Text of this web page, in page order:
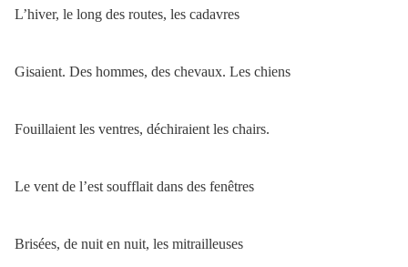
L’hiver, le long des routes, les cadavres
Gisaient. Des hommes, des chevaux. Les chiens
Fouillaient les ventres, déchiraient les chairs.
Le vent de l’est soufflait dans des fenêtres
Brisées, de nuit en nuit, les mitrailleuses